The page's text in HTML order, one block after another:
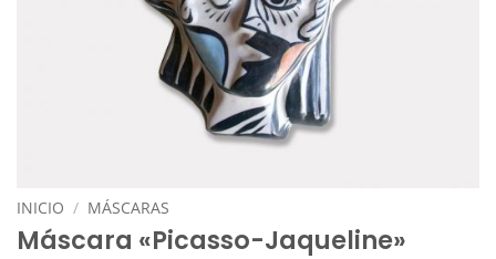
INICIO / MÁSCARAS
Máscara «Picasso-Jaqueline»